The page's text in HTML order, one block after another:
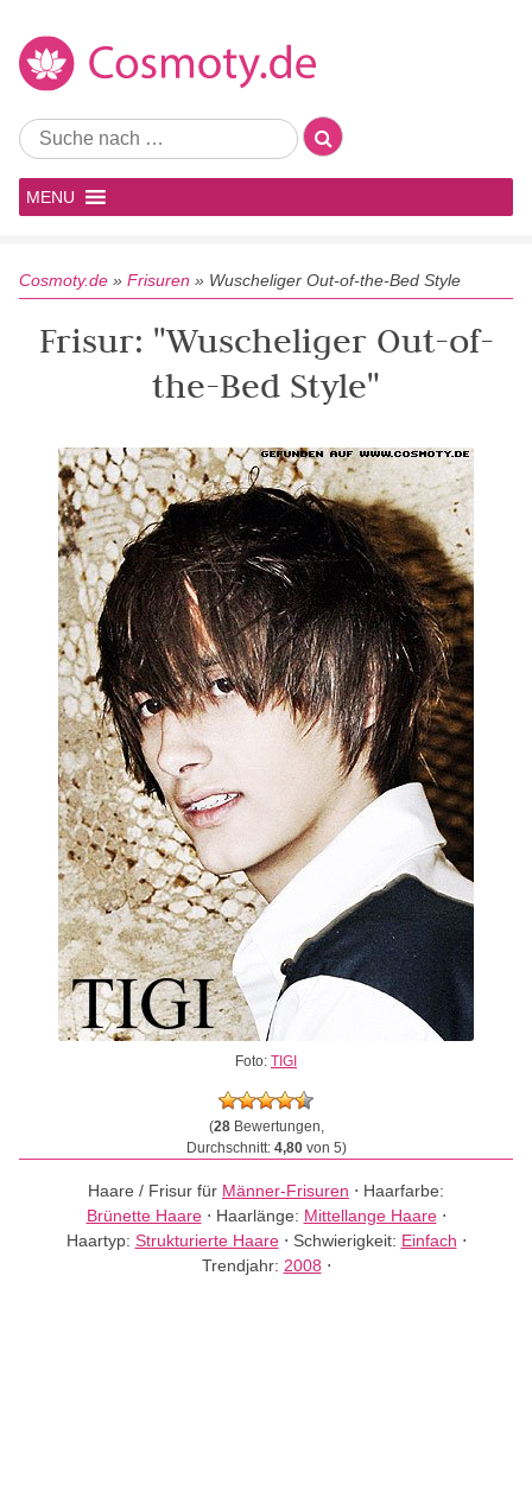
MENU
Cosmoty.de » Frisuren » Wuscheliger Out-of-the-Bed Style
Frisur: "Wuscheliger Out-of-
the-Bed Style"
Foto: TIGI
(28Bewertungen,
Durchschnitt: 4,80von 5)
Haare / Frisur für Männer-Frisuren ⋅ Haarfarbe:
Brünette Haare⋅ Haarlänge: Mittellange Haare⋅
Haartyp: Strukturierte Haare⋅ Schwierigkeit: Einfach ⋅
Trendjahr: 2008 ⋅